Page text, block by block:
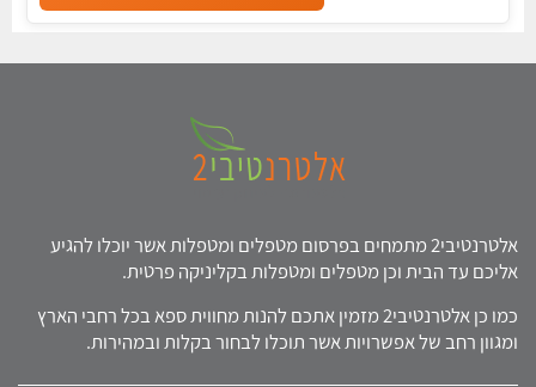
אלטרנטיבי2 מתמחים בפרסום מטפלים ומטפלות אשר יוכלו להגיע
אליכם עד הבית וכן מטפלים ומטפלות בקליניקה פרטית.
כמו כן אלטרנטיבי2 מזמין אתכם להנות מחווית ספא בכל רחבי הארץ
ומגוון רחב של אפשרויות אשר תוכלו לבחור בקלות ובמהירות.